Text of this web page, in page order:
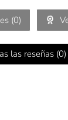
(0)
las reseñas (0)